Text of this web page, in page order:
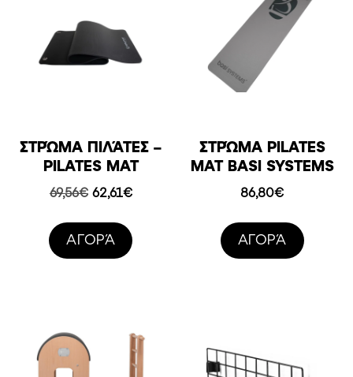
ΣΤΡΏΜΑ ΠΙΛΆΤΕΣ –
PILATES MAT
69,56€ Original
was:
69,56€.
62,61€Η
είναι:
AΓΟΡΆ
ΣΤΡΏΜΑ PILATES
MAT BASI SYSTEMS
86,80€
AΓΟΡΆ